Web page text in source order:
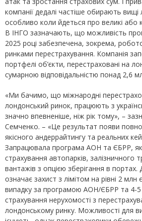
компанії дедалі частіше обирають вищі
особливо коли йдеться про великі або
В ІНГО зазначають, що можливість
2025 році забезпечена, зокрема,
ринками перестрахування. Компанія
портфелі об’єкти, перестраховані на
сумарною відповідальністю понад 2,6
«Ми бачимо, що міжнародні
лондонський ринок, працюють з
значно впевненіше, ніж рік тому», –
Семченко. – «Це результат появи
якісного андеррайтингу та реальних
Запрацювала програма AОН та ЄБРР,
страхування автопарків, залізничного
вантажів з опцією зберігання в портах.
означає захист з лімітом на рівні 2
випадку за програмою АОН/ЄБРР та 4-5
страхування нерухомості з
лондонському ринку. Можливості для